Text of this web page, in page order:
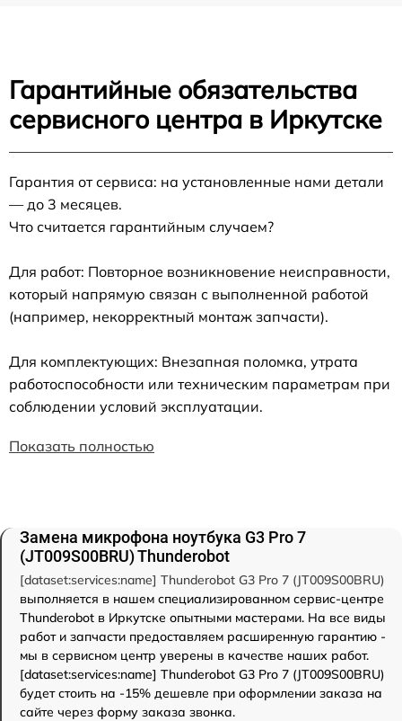
Гарантийные обязательства
сервисного центра в Иркутске
Гарантия от сервиса: на установленные нами детали
— до 3 месяцев.
Что считается гарантийным случаем?
Для работ: Повторное возникновение неисправности,
который напрямую связан с выполненной работой
(например, некорректный монтаж запчасти).
Для комплектующих: Внезапная поломка, утрата
работоспособности или техническим параметрам при
соблюдении условий эксплуатации.
Показать полностью
Замена микрофона ноутбука G3 Pro 7
(JT009S00BRU) Thunderobot
[dataset:services:name] Thunderobot G3 Pro 7 (JT009S00BRU)
выполняется в нашем специализированном сервис-центре
Thunderobot в Иркутске опытными мастерами. На все виды
работ и запчасти предоставляем расширенную гарантию -
мы в сервисном центр уверены в качестве наших работ.
[dataset:services:name] Thunderobot G3 Pro 7 (JT009S00BRU)
будет стоить на -15% дешевле при оформлении заказа на
сайте через форму заказа звонка.